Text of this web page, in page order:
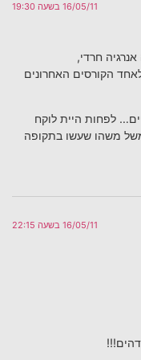
16/05/11 בשעה 19:30
חרדי,
האחרונים
היית לוקח
שעשו בתקופה
16/05/11 בשעה 22:15